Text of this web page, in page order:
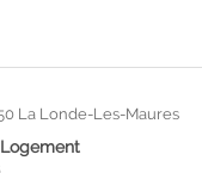
La Londe-Les-Maures
Logement